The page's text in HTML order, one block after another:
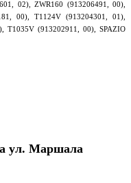
02), ZWR160 (913206491, 00),
00), T1124V (913204301, 01),
T1035V (913202911, 00), SPAZIO
ул. Маршала